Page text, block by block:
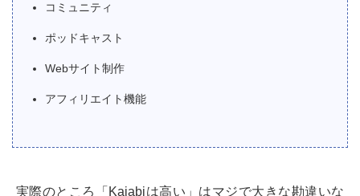
コミュニティ
ポッドキャスト
Webサイト制作
アフィリエイト機能
実際のところ「Kajabiは高い」はマジで大きな勘違いな